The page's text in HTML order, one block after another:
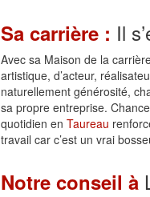
Sa carrière : Il
Avec sa Maison de la
artistique, d’acteur,
naturellement générosité,
sa propre entreprise.
quotidien en Taureau
travail car c’est un vrai
Notre conseil à